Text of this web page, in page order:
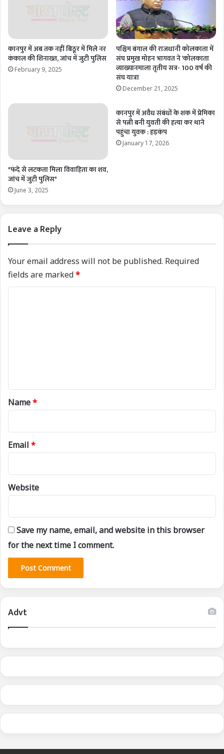
कानपुर में अब तक नहीं बिठूर में मिले नर
कंकाल की शिनाख्त, जांच में जुटी पुलिस
February 9, 2025
पश्चिम बंगाल की राजधानी कोलकाता में
संघ प्रमुख मोहन भागवत ने ‘कोलकाता
व्याख्यानमाला तृतीय सत्र- 100 वर्ष की
संघ यात्रा
December 21, 2025
*फंदे से लटकता मिला विवाहिता का शव,
जांच में जुटी पुलिस*
June 3, 2025
कानपुर में अवैध संबंधों के शक में प्रेमिका
से पत्नी बनी युवती की हत्या कर थाने
पहुंचा युवक : हड़कंप
January 17, 2026
Leave a Reply
Your email address will not be published. Required
fields are marked*
*
Name*
Email *
Website
Save my name, email, and website in this browser
for the next time I comment.
Advt